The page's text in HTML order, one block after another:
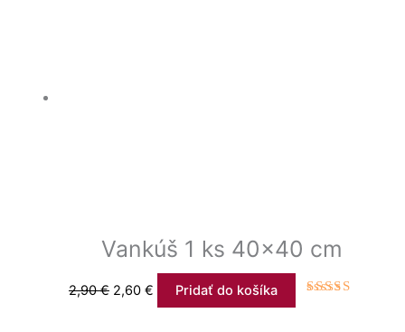
Vankúš 1 ks 40×40 cm
2,90€ 2,60 € Pridať do košíka